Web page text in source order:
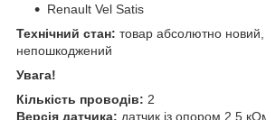
Renault Vel Satis
Технічний стан: товар абсолютно новий,
непошкоджений
Увага!
Кількість проводів: 2
Версія датчика: датчик із опором 2,5